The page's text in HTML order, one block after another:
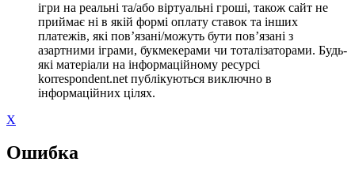
ігри на реальні та/або віртуальні гроші, також сайт не
приймає ні в якій формі оплату ставок та інших
платежів, які пов’язані/можуть бути пов’язані з
азартними іграми, букмекерами чи тоталізаторами. Будь-
які матеріали на інформаційному ресурсі
korrespondent.net публікуються виключно в
інформаційних цілях.
X
Ошибка